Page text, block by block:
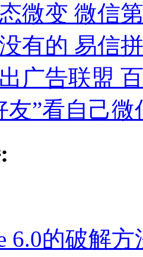
微变 微信
有的 易信
广告联盟
友”看自己
6.0的破解